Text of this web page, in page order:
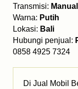
Transmisi: Manual
Warna: Putih
Lokasi: Bali
Hubungi penjual:
0858 4925
Di Jual Mobil